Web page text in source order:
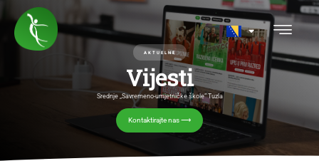
AKTUELNE
Vijesti
Srednje „Savremeno-umjetničke škole” Tuzla
Kontaktirajte nas ⟶